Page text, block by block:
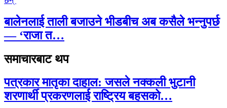
बालेनलाई ताली बजाउने भीडबीच अब कसैले भन्नुपर्छ
— ‘राजा त…
समाचारबाट थप
पत्रकार मातृका दाहाल: जसले नक्कली भुटानी
शरणार्थी प्रकरणलाई राष्ट्रिय बहसको…